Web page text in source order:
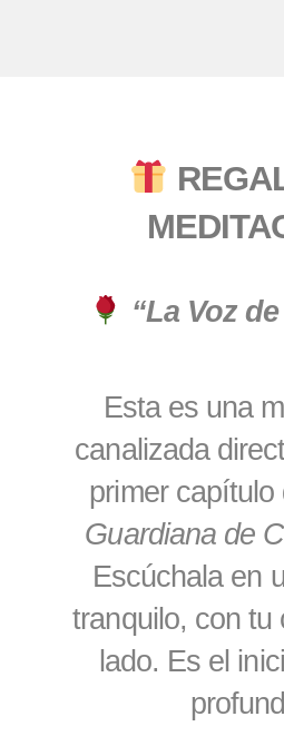
“La Voz
Esta es una
canalizada
primer capítulo
Guardiana de
Escúchala en
tranquilo, con tu
lado. Es el